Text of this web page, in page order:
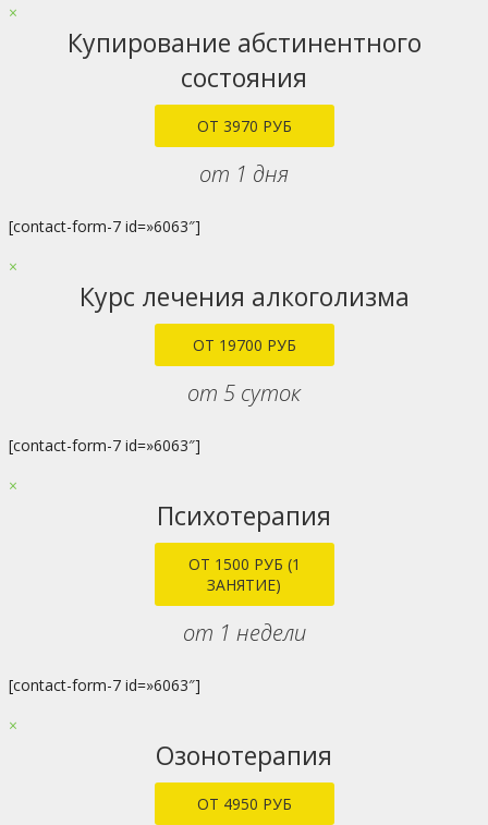
×
Купирование абстинентного
состояния
ОТ 3970 РУБ
от 1 дня
[contact-form-7 id=»6063″]
×
Курс лечения алкоголизма
ОТ 19700 РУБ
от 5 суток
[contact-form-7 id=»6063″]
×
Психотерапия
ОТ 1500 РУБ (1
ЗАНЯТИЕ)
от 1 недели
[contact-form-7 id=»6063″]
×
Озонотерапия
ОТ 4950 РУБ